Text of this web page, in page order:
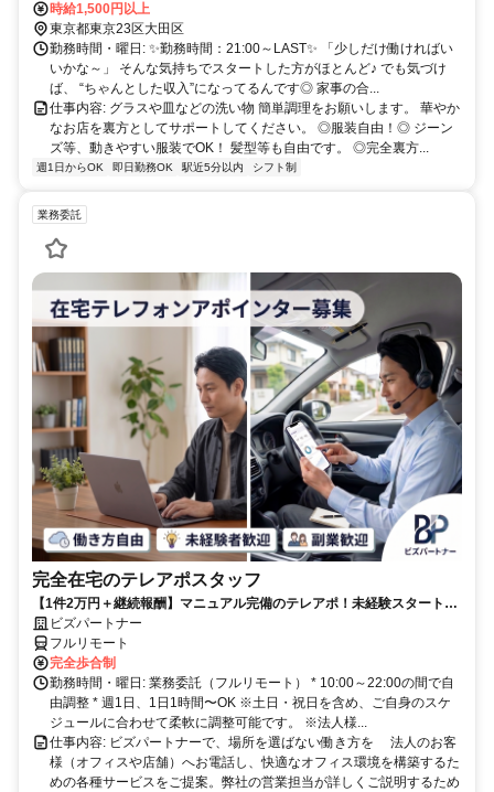
大塚駅」は、 五反田駅〜蒲田駅を結ぶ路線上にあり、通勤のしやす
さが魅力です✨ 沿線には、 大崎広小路駅・戸越銀座駅・荏原中延
駅・旗の台駅・長原駅・石川台駅・御嶽山駅・久が原駅・千鳥町駅・
池上駅・蓮沼駅といった駅が並び、 どのエリアからでも通いやすい
立地です◎ また、五反田駅からは山手線に接続しており、 渋谷駅・
新宿駅・池袋駅・品川駅などの主要エリアからもアクセス良好✨ さら
に、蒲田駅経由で 川崎駅・横浜駅方面からの通勤も可能です♪ 加え
て、旗の台駅で乗り換えれば 大井町駅・自由が丘駅方面からも通い
やすく、 幅広いエリアから無理なく通える好立地です◎
時給1,500円以上
東京都東京23区大田区
勤務時間・曜日: ✨勤務時間：21:00～LAST✨ 「少しだけ働ければい
いかな～」 そんな気持ちでスタートした方がほとんど♪ でも気づけ
ば、 “ちゃんとした収入”になってるんです◎ 家事の合...
仕事内容: グラスや皿などの洗い物 簡単調理をお願いします。 華やか
なお店を裏方としてサポートしてください。 ◎服装自由！◎ ジーン
ズ等、動きやすい服装でOK！ 髪型等も自由です。 ◎完全裏方...
週1日からOK 即日勤務OK 駅近5分以内 シフト制
業務委託
完全在宅のテレアポスタッフ
【1件2万円＋継続報酬】マニュアル完備のテレアポ！未経験スタートの
副業スタッフ活躍中／丁寧なフォロー体制あり
ビズパートナー
フルリモート
完全歩合制
勤務時間・曜日: 業務委託（フルリモート） * 10:00～22:00の間で自
由調整 * 週1日、1日1時間〜OK ※土日・祝日を含め、ご自身のスケ
ジュールに合わせて柔軟に調整可能です。 ※法人様...
仕事内容: ビズパートナーで、場所を選ばない働き方を 法人のお客
様（オフィスや店舗）へお電話し、快適なオフィス環境を構築するた
めの各種サービスをご提案。弊社の営業担当が詳しくご説明するため